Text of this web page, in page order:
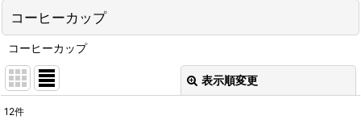
コーヒーカップ
コーヒーカップ
表示順変更
12件